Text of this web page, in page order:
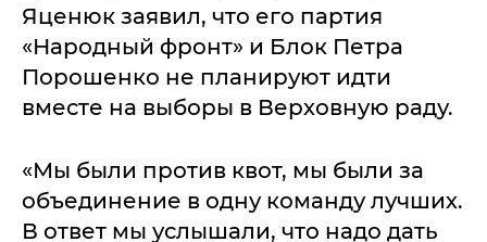
Яценюк заявил, что его партия
«Народный фронт» и Блок Петра
Порошенко не планируют идти
вместе на выборы в Верховную раду.
«Мы были против квот, мы были за
объединение в одну команду лучших.
В ответ мы услышали, что надо дать